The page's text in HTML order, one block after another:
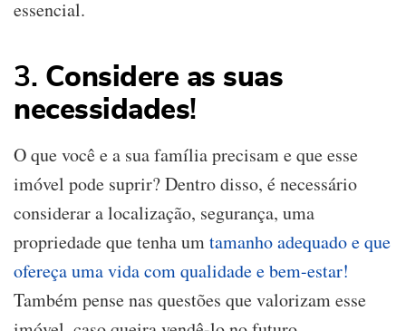
essencial.
3. Considere as suas
necessidades!
O que você e a sua família precisam e que esse
imóvel pode suprir? Dentro disso, é necessário
considerar a localização, segurança, uma
propriedade que tenha umtamanho adequado e que
ofereça uma vida com qualidade e bem-estar!
Também pense nas questões que valorizam esse